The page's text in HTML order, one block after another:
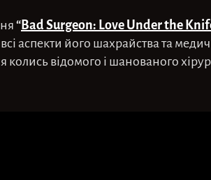
“Bad Surgeon: Love Under the
аспекти його шахрайства та
відомого і шанованого